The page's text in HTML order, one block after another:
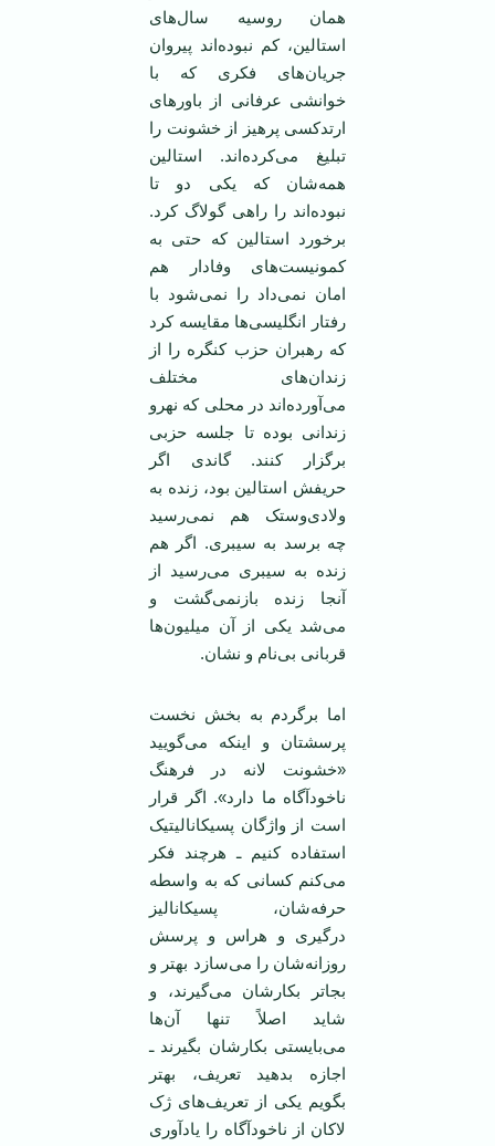
همان روسیه سال‌های
استالین، کم نبوده‌اند پیروان
جریان‌های فکری که با
خوانشی عرفانی از باورهای
ارتدکسی پرهیز از خشونت را
تبلیغ می‌کرده‌اند. استالین
همه‌شان که یکی دو تا
نبوده‌اند را راهی گولاگ کرد.
برخورد استالین که حتی به
کمونیست‌های وفادار هم
امان نمی‌داد را نمی‌شود با
رفتار انگلیسی‌ها مقایسه کرد
که رهبران حزب کنگره را از
زندان‌های مختلف
می‌آورده‌اند در محلی که نهرو
زندانی بوده تا جلسه حزبی
برگزار کنند. گاندی اگر
حریفش استالین بود، زنده به
ولادی‌وستک هم نمی‌رسید
چه برسد به سیبری. اگر هم
زنده به سیبری می‌رسید از
آنجا زنده بازنمی‌گشت و
می‌شد یکی از آن میلیون‌ها
قربانی بی‌نام و نشان.
اما برگردم به بخش نخست
پرسشتان و اینکه می‌گویید
«خشونت لانه در فرهنگ
ناخودآگاه ما دارد». اگر قرار
است از واژگان پسیکانالیتیک
استفاده کنیم ـ هرچند فکر
می‌کنم کسانی که به واسطه‌
حرفه‌شان، پسیکانالیز
درگیری و هراس و پرسش
روزانه‌شان را می‌سازد بهتر و
بجا‌تر بکارشان می‌گیرند، و
شاید اصلاً تنها آن‌ها
می‌بایستی بکارشان بگیرند ـ
اجازه بدهید تعریف، بهتر
بگویم یکی از تعریف‌های ژک
لاکان از ناخودآگاه را یادآوری